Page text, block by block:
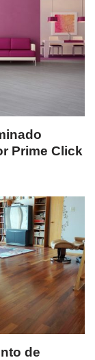
Prime Click
de